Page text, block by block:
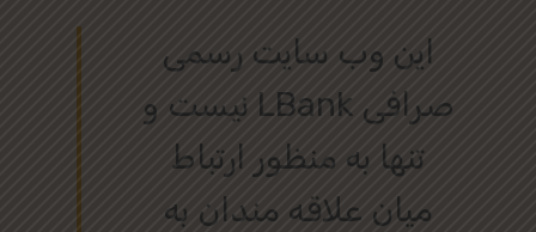
این وب‌ سایت رسمی
صرافی LBank نیست و
تنها به منظور ارتباط
میان علاقه‌ مندان به